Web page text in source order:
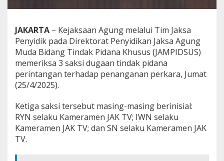
n
a
n
g
a
n
P
e
r
k
JAKARTA – Kejaksaan Agung melalui Tim Jaksa
Penyidik pada Direktorat Penyidikan Jaksa Agung
Muda Bidang Tindak Pidana Khusus (JAMPIDSUS)
memeriksa 3 saksi dugaan tindak pidana
perintangan terhadap penanganan perkara, Jumat
(25/4/2025).
Ketiga saksi tersebut masing-masing berinisial:
RYN selaku Kameramen JAK TV; IWN selaku
Kameramen JAK TV; dan SN selaku Kameramen JAK
TV.